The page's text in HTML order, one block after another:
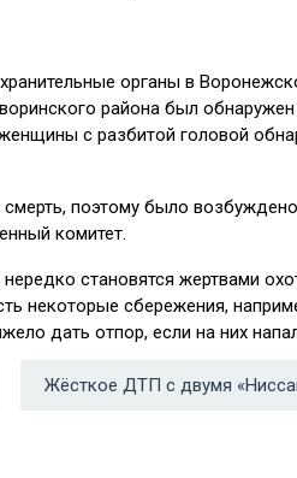
органы в
района был обнаружен
с разбитой головой
поэтому было
комитет.
становятся жертвами
некоторые сбережения,
дать отпор, если на них